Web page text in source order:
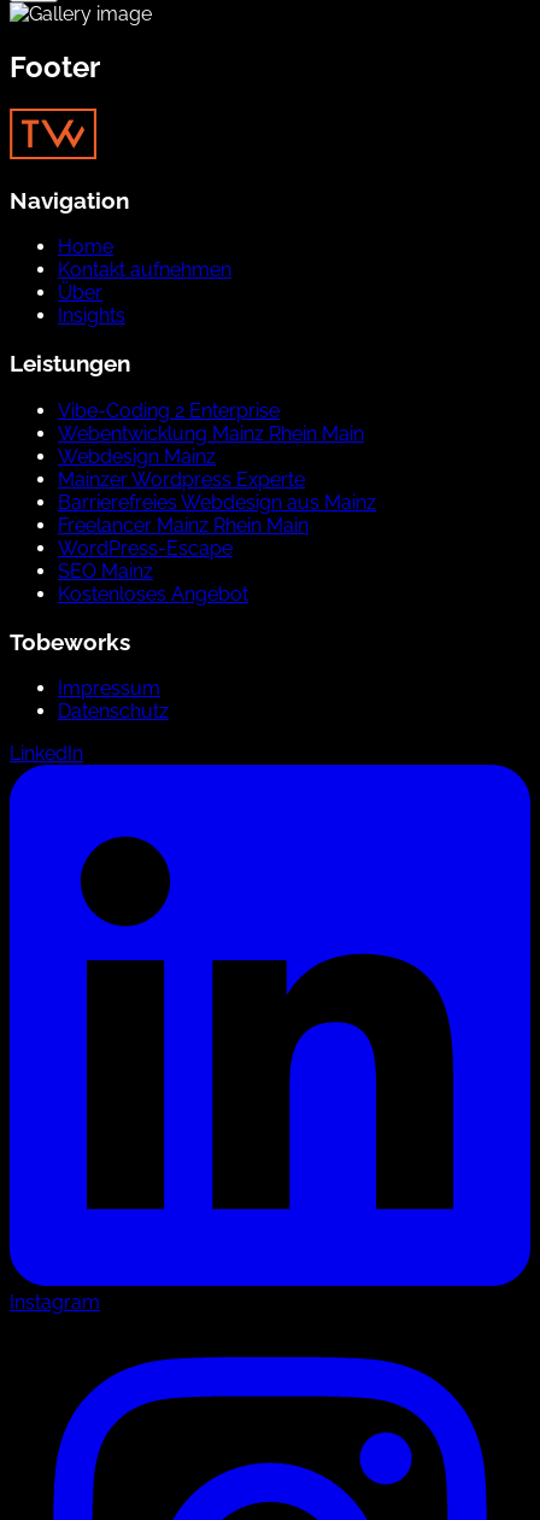
Footer
Navigation
Home
Kontakt aufnehmen
Über
Insights
Leistungen
Vibe-Coding 2 Enterprise
Webentwicklung Mainz Rhein Main
Webdesign Mainz
Mainzer Wordpress Experte
Barrierefreies Webdesign aus Mainz
Freelancer Mainz Rhein Main
WordPress-Escape
SEO Mainz
Kostenloses Angebot
Tobeworks
Impressum
Datenschutz
LinkedIn
Instagram